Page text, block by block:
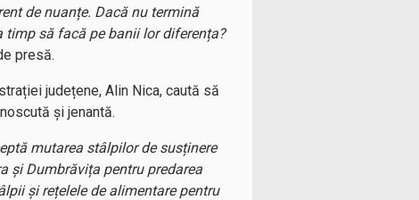
de nuanțe. Dacă nu termină
să facă pe banii lor diferența?
presă.
județene, Alin Nica, caută să
și jenantă.
mutarea stâlpilor de susținere
și Dumbrăvița pentru predarea
și rețelele de alimentare pentru